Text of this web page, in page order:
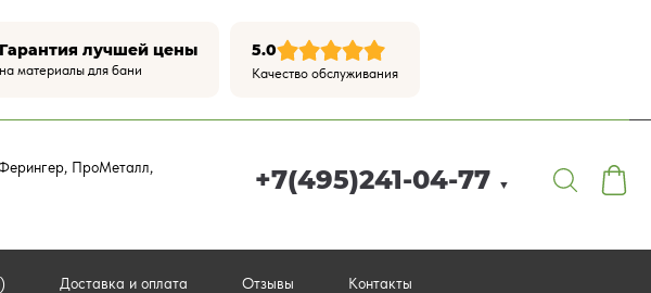
Гарантия лучшей цены
на материалы для бани
5.0
Качество обслуживания
ПроМеталл,
+7(495)241-04-77 ▼
Доставка и оплата Отзывы Контакты